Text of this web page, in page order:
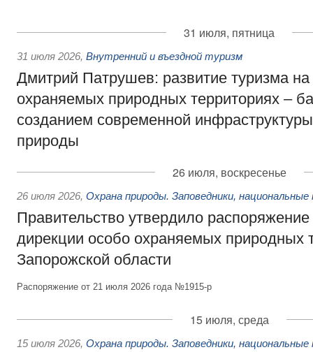
31 июля, пятница
31 июля 2026, Внутренний и въездной туризм
Дмитрий Патрушев: развитие туризма на
охраняемых природных территориях –
созданием современной
природы
26 июля, воскресенье
26 июля 2026, Охрана природы. Заповедники, национальные
Правительство утвердило
дирекции особо охраняемых природных
Запорожской области
Распоряжение от 21 июля 2026 года №1915-р
15 июля, среда
15 июля 2026, Охрана природы. Заповедники, национальные